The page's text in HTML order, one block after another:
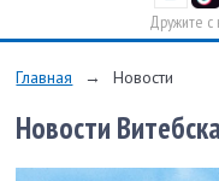
Дружите с
Главная → Новости
Новости